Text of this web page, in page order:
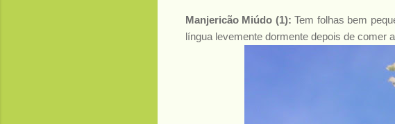
Manjericão Miúdo (1): Tem folhas bem
língua levemente dormente depois de comer